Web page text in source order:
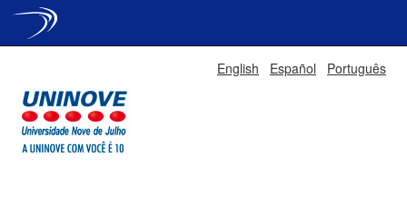
English Español Português